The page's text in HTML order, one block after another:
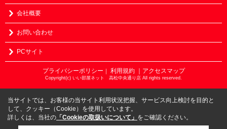
会社概要
お問い合わせ
PCサイト
プライバシーポリシー 利用規約 ｜アクセスマップ
Copyright(c) いい部屋ネット 高松中央通り店 All rights reserved.
当サイトでは、お客様の当サイト利用状況把握、サービス向上検討を目的と
して、クッキー（Cookie）を使用しています。
詳しくは、当社の 「Cookieの取扱いについて」 をご確認ください。